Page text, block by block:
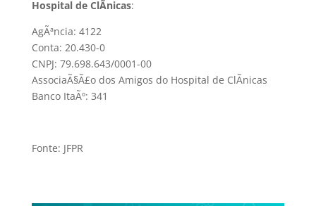
Hospital de ClÃ­nicas:
AgÃªncia: 4122
Conta: 20.430-0
CNPJ: 79.698.643/0001-00
AssociaÃ§Ã£o dos Amigos do Hospital de ClÃ­nicas
Banco ItaÃº: 341
Fonte: JFPR